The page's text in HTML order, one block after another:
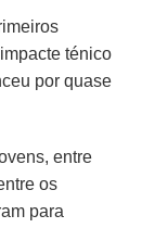
ténico
por quase
entre
os
para